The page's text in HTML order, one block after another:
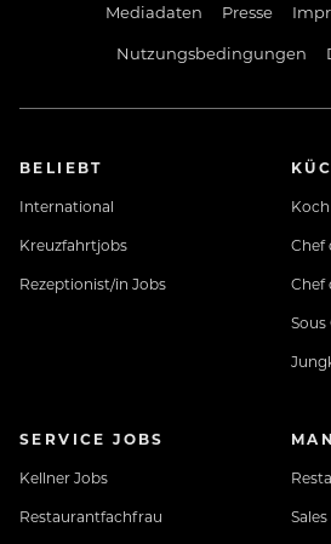
Firmenradl
Worauf wartest Du noch?
Mediadaten
Presse
Nutzungsbedingungen
BELIEBT
International
Kreuzfahrtjobs
Rezeptionist/in Jobs
Chef
Chef
Sous
SERVICE JOBS
Kellner Jobs
Restaurantfachfrau